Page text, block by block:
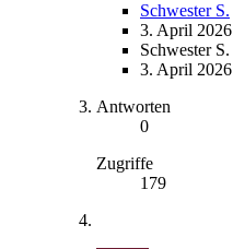
Schwester S.
3. April 2026
Schwester S.
3. April 2026
Antworten
0
Zugriffe
179